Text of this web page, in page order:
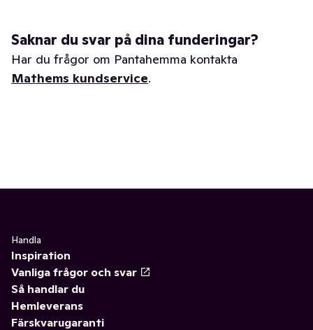
Saknar du svar på dina funderingar?
Har du frågor om Pantahemma kontakta
Mathems kundservice.
Handla
Inspiration
Vanliga frågor och svar
Så handlar du
Hemleverans
Färskvarugaranti